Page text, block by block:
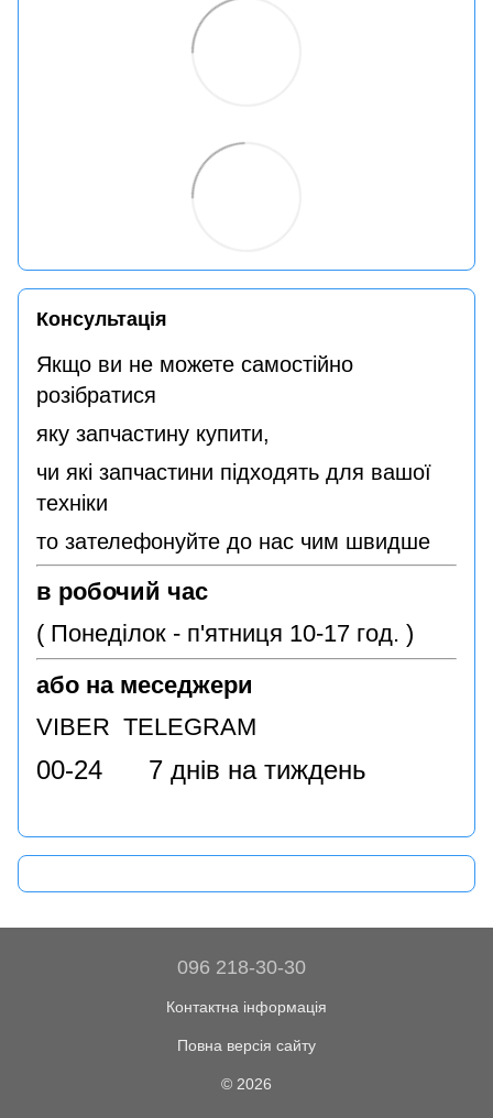
Консультація
Якщо ви не можете самостійно
розібратися
яку запчастину купити,
чи які запчастини підходять для вашої
техніки
то зателефонуйте до нас чим швидше
в робочий час
( Понеділок - п'ятниця 10-17 год. )
або на меседжери
VIBER TELEGRAM
00-24 7 днів на тиждень
096 218-30-30
Контактна інформація
Повна версія сайту
© 2026